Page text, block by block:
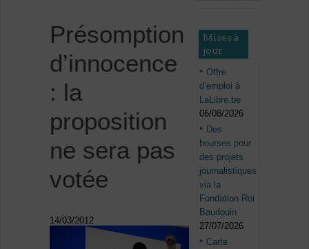
Présomption
d’innocence
: la
proposition
ne sera pas
votée
14/03/2012
Mises à
jour
Offre
d’emploi à
LaLibre.be
06/08/2026
Des
bourses pour
des projets
journalistiques
via la
Fondation Roi
Baudouin
27/07/2026
Carte